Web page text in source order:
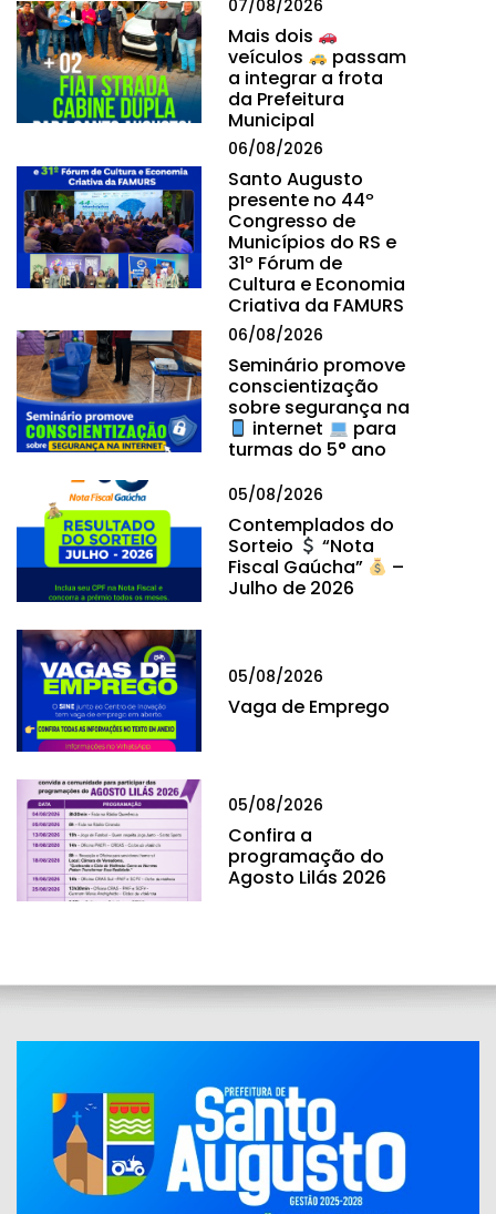
07/08/2026
Mais dois
veículos
passam
a integrar a frota
da Prefeitura
Municipal
06/08/2026
Santo Augusto
presente no 44º
Congresso de
Municípios do RS e
31º Fórum de
Cultura e Economia
Criativa da FAMURS
06/08/2026
Seminário promove
conscientização
sobre segurança na
internet
para
turmas do 5° ano
05/08/2026
Contemplados do
Sorteio
“Nota
Fiscal Gaúcha”
–
Julho de 2026
05/08/2026
Vaga de Emprego
05/08/2026
Confira a
programação do
Agosto Lilás 2026